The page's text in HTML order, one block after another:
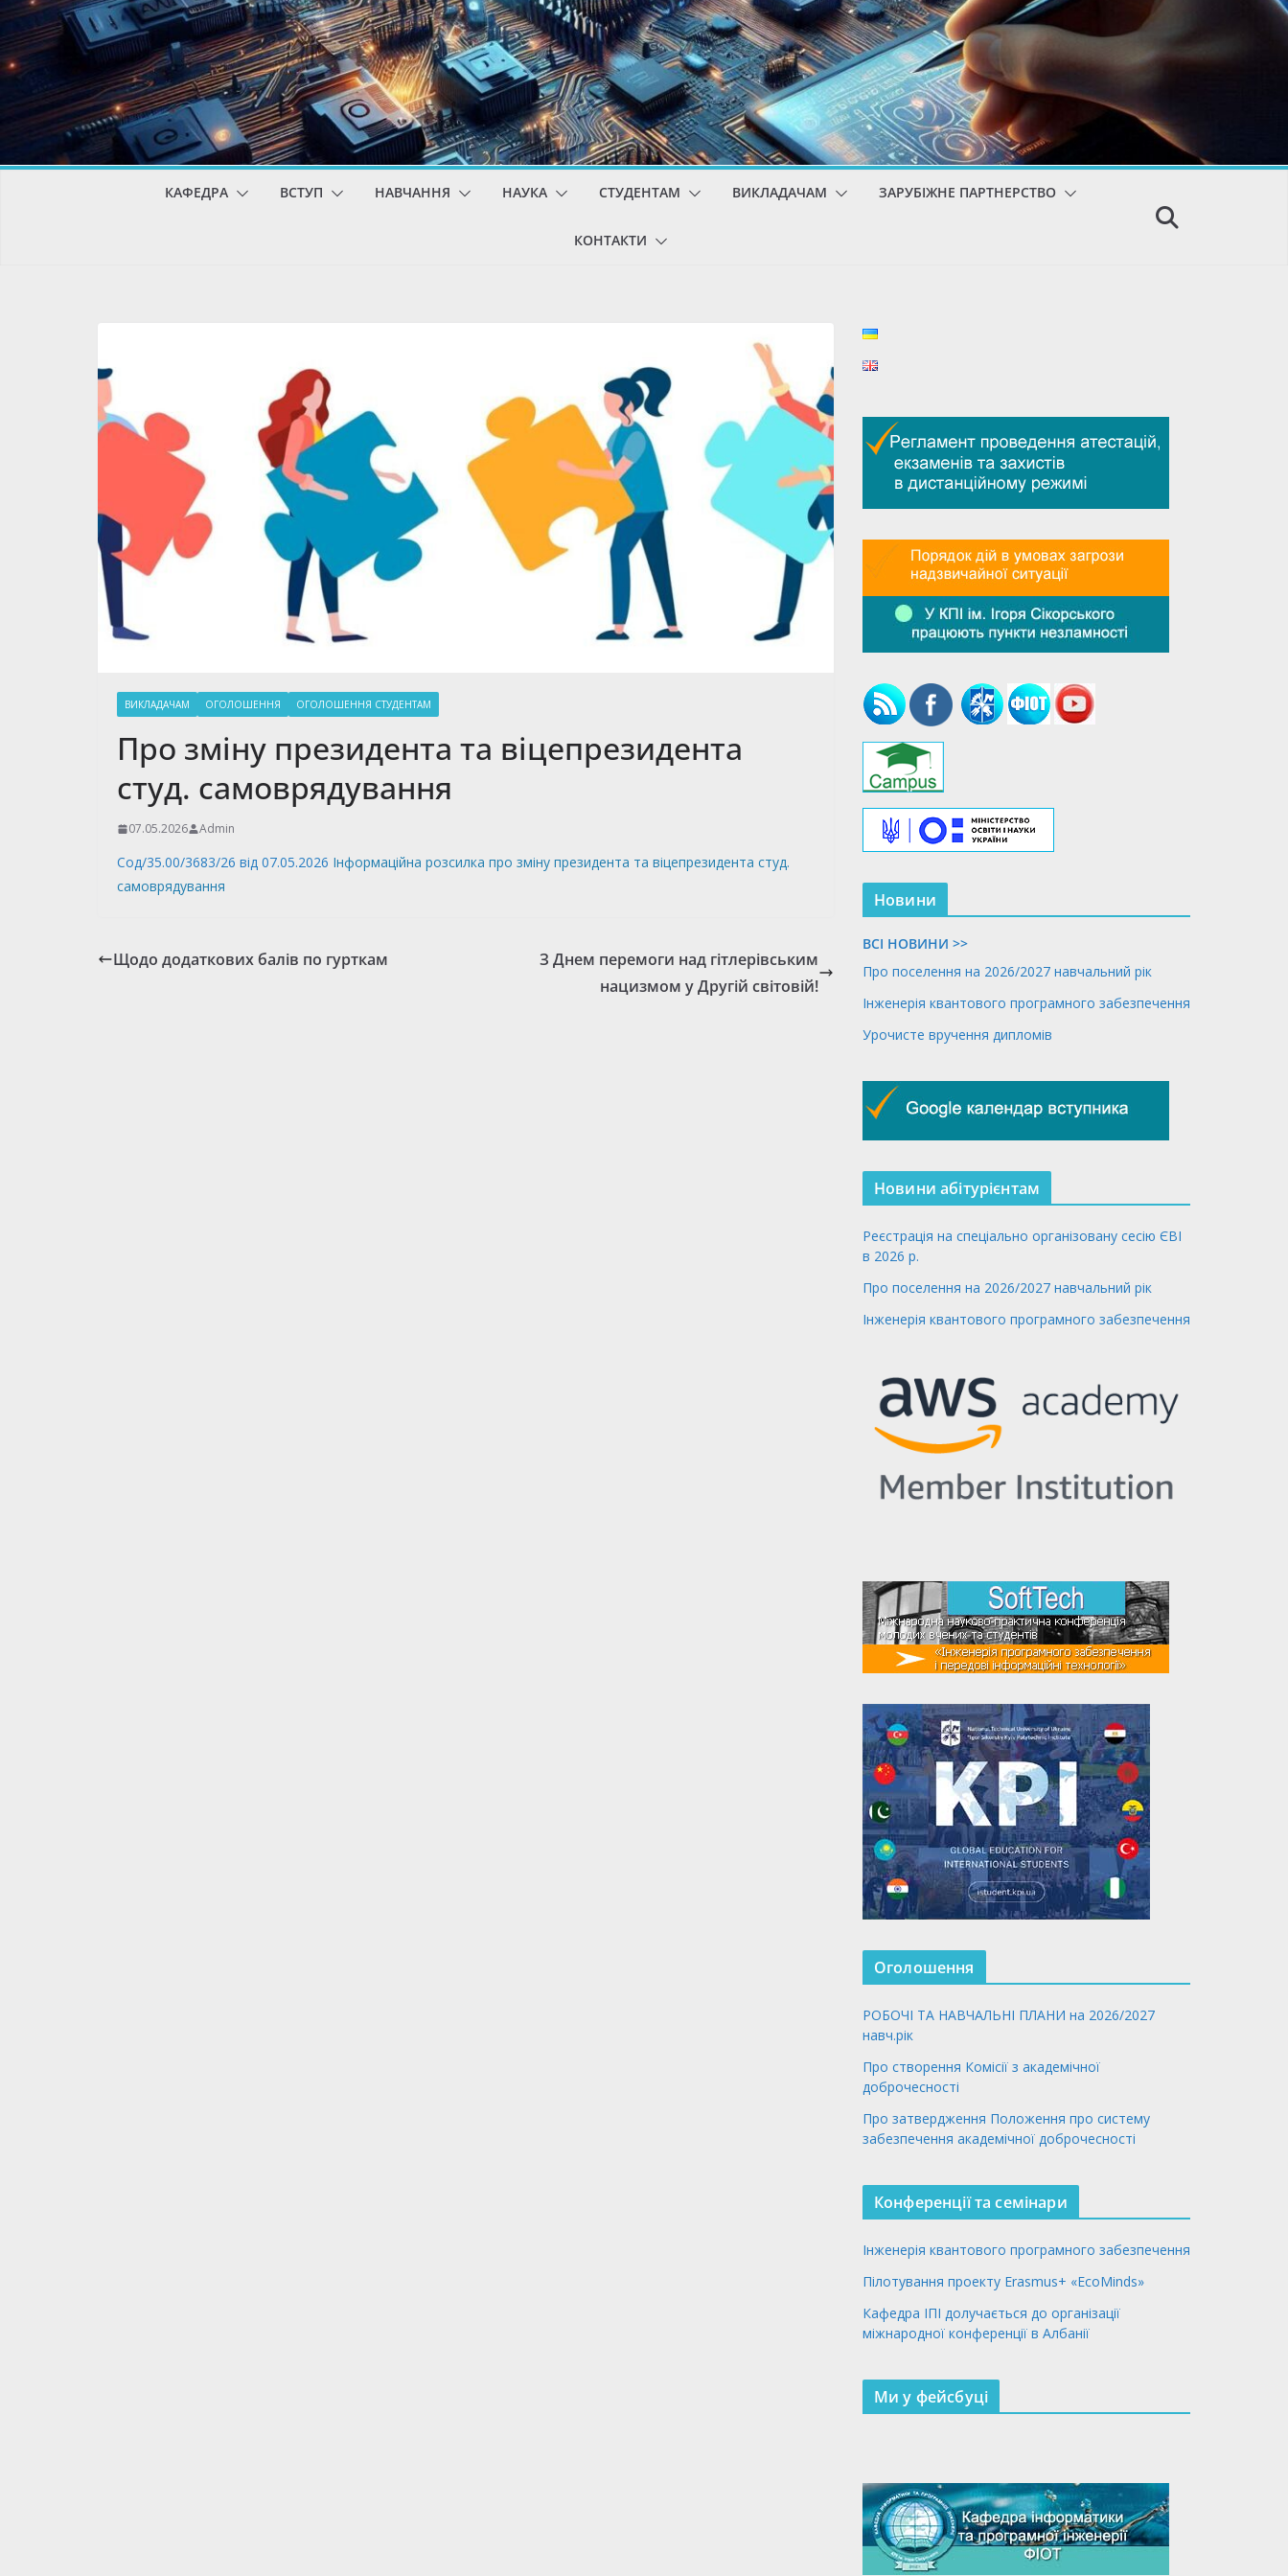
КАФЕДРА ВСТУП НАВЧАННЯ НАУКА СТУДЕНТАМ ВИКЛАДАЧАМ ЗАРУБІЖНЕ ПАРТНЕРСТВО
КОНТАКТИ
ВИКЛАДАЧАМ ОГОЛОШЕННЯ ОГОЛОШЕННЯ СТУДЕНТАМ
Про зміну президента та віцепрезидента
студ. самоврядування
07.05.2026 Admin
Сод/35.00/3683/26 від 07.05.2026 Інформаційна розсилка про зміну президента та віцепрезидента студ.
самоврядування
Щодо додаткових балів по гурткам
З Днем перемоги над гітлерівським
нацизмом у Другій світовій!
Новини
ВСІ НОВИНИ >>
Про поселення на 2026/2027 навчальний рік
Інженерія квантового програмного забезпечення
Урочисте вручення дипломів
Новини абітурієнтам
Реєстрація на спеціально організовану сесію ЄВІ
в 2026 р.
Про поселення на 2026/2027 навчальний рік
Інженерія квантового програмного забезпечення
Оголошення
РОБОЧІ ТА НАВЧАЛЬНІ ПЛАНИ на 2026/2027
навч.рік
Про створення Комісії з академічної
доброчесності
Про затвердження Положення про систему
забезпечення академічної доброчесності
Конференції та семінари
Інженерія квантового програмного забезпечення
Пілотування проекту Erasmus+ «EcoMinds»
Кафедра ІПІ долучається до організації
міжнародної конференції в Албанії
Ми у фейсбуці